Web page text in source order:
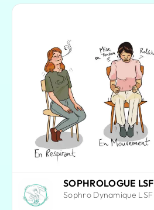
SOPHROLOGUE LSF
Sophro Dynamique LSF